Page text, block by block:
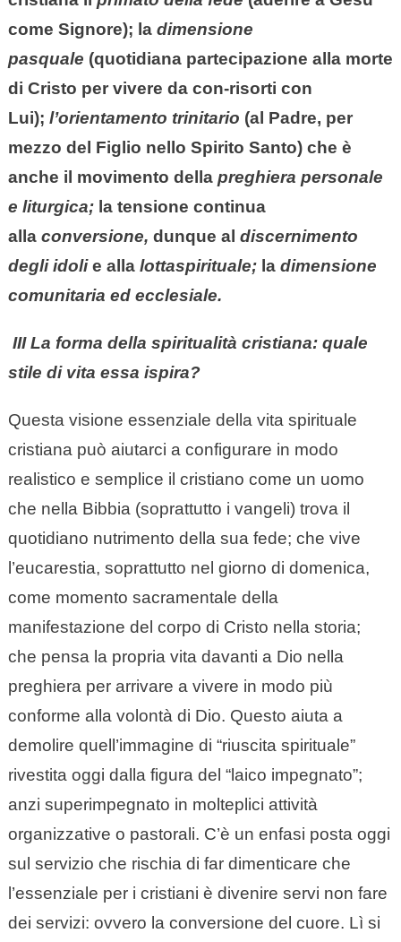
come Signore); la dimensione
pasquale (quotidiana partecipazione alla morte
di Cristo per vivere da con-risorti con
Lui); l’orientamento trinitario (al Padre, per
mezzo del Figlio nello Spirito Santo) che è
anche il movimento della preghiera personale
e liturgica; la tensione continua
alla conversione, dunque al discernimento
degli idolie alla lottaspirituale; la dimensione
comunitaria ed ecclesiale.
III La forma della spiritualità cristiana: quale
stile di vita essa ispira?
Questa visione essenziale della vita spirituale
cristiana può aiutarci a configurare in modo
realistico e semplice il cristiano come un uomo
che nella Bibbia (soprattutto i vangeli) trova il
quotidiano nutrimento della sua fede; che vive
l’eucarestia, soprattutto nel giorno di domenica,
come momento sacramentale della
manifestazione del corpo di Cristo nella storia;
che pensa la propria vita davanti a Dio nella
preghiera per arrivare a vivere in modo più
conforme alla volontà di Dio. Questo aiuta a
demolire quell’immagine di “riuscita spirituale”
rivestita oggi dalla figura del “laico impegnato”;
anzi superimpegnato in molteplici attività
organizzative o pastorali. C’è un enfasi posta oggi
sul servizio che rischia di far dimenticare che
l’essenziale per i cristiani è divenire servi non fare
dei servizi: ovvero la conversione del cuore. Lì si